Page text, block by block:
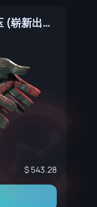
摩托手套（★） | 血压 (崭新出厂)
543.28